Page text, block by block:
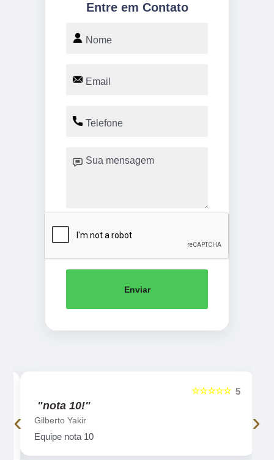
Entre em Contato
Enviar
5
☆☆☆☆☆
"nota 10!"
Gilberto Yakir
Equipe nota 10
‹ ›